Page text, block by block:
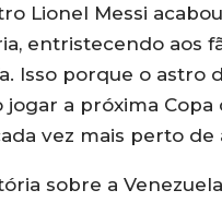
Lionel Messi
entristecendo aos
Isso porque o astro
a próxima Copa
vez mais perto de
sobre a